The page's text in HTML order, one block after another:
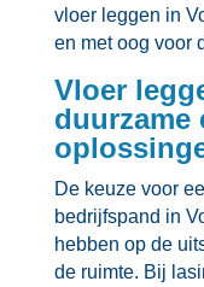
vloer leggen in
en met oog voor
Vloer
duurzame
De keuze voor
bedrijfspand in
hebben op de
de ruimte.​ Bij